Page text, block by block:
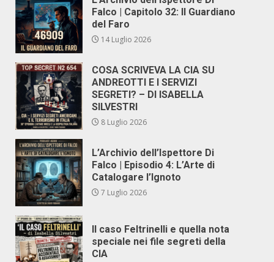
Falco | Capitolo 32: Il Guardiano
del Faro
14 Luglio 2026
COSA SCRIVEVA LA CIA SU
ANDREOTTI E I SERVIZI
SEGRETI? – DI ISABELLA
SILVESTRI
8 Luglio 2026
L’Archivio dell’Ispettore Di
Falco | Episodio 4: L’Arte di
Catalogare l’Ignoto
7 Luglio 2026
Il caso Feltrinelli e quella nota
speciale nei file segreti della
CIA